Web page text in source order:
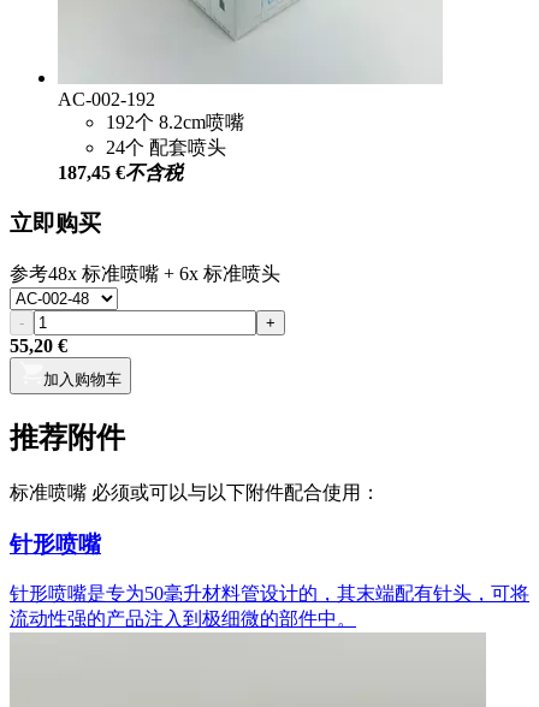
AC-002-192
192个 8.2cm喷嘴
24个 配套喷头
187,45 €不含税
立即购买
参考48x 标准喷嘴 + 6x 标准喷头
- +
55,20 €
加入购物车
推荐附件
标准喷嘴 必须或可以与以下附件配合使用：
针形喷嘴
针形喷嘴是专为50毫升材料管设计的，其末端配有针头，可将
流动性强的产品注入到极细微的部件中。